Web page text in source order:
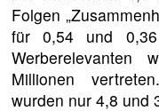
Folgen
für 0,54 und 0,36
Millionen
wurden nur 4,8 und